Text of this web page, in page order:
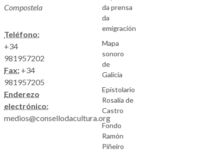
Compostela
Teléfono:
+34
981957202
Fax: +34
981957205
Enderezo
electrónico:
medios@consellodacultura.org
da prensa
da
emigración
Mapa
sonoro
de
Galicia
Epistolario
Rosalía de
Castro
Fondo
Ramón
Piñeiro